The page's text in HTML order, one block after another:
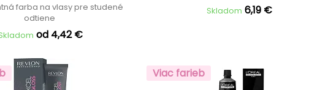
farba na vlasy pre studené
odtiene
od 4,42 €
Skladom 6,19 €
Viac farieb